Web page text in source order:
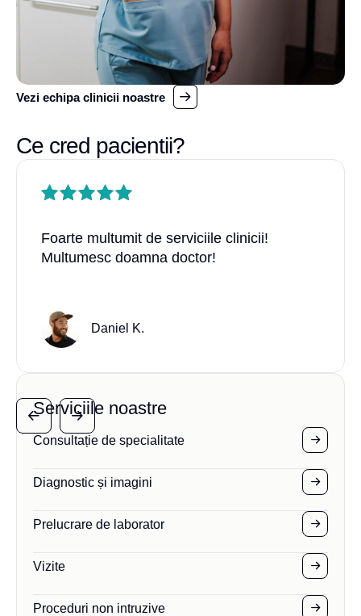
Serviciile noastre
Consultație de specialitate
Diagnostic și imagini
Prelucrare de laborator
Vizite
Proceduri non intruzive
Vezi echipa clinicii noastre
Ce cred pacientii?
Foarte multumit de serviciile clinicii!
Multumesc doamna doctor!
Daniel K.